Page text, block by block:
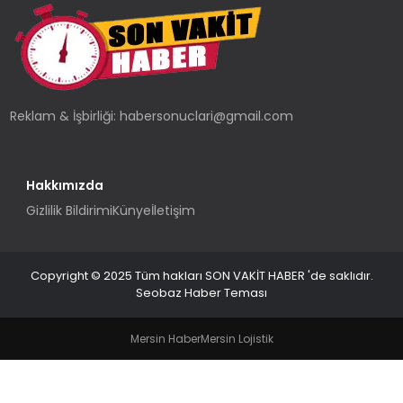
TEKNOLOJI
YAŞAM
Reklam & İşbirliği:habersonuclari@gmail.com
Hakkımızda
Gizlilik BildirimiKünyeİletişim
Copyright © 2025 Tüm hakları SON VAKİT HABER 'de saklıdır.
Seobaz Haber Teması
Mersin HaberMersin Lojistik